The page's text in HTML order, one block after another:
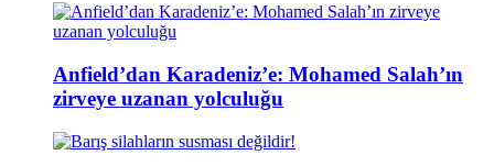
Anfield’dan Karadeniz’e: Mohamed Salah’ın
zirveye uzanan yolculuğu